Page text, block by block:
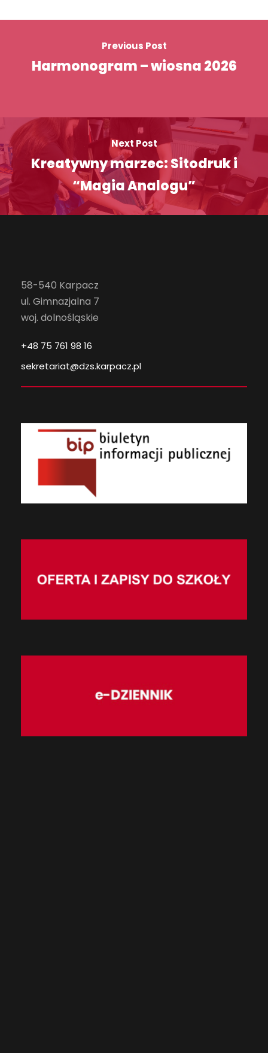
Previous Post
Harmonogram – wiosna 2026
Next Post
Kreatywny marzec: Sitodruk i
“Magia Analogu”
58-540 Karpacz
ul. Gimnazjalna 7
woj. dolnośląskie
+48 75 761 98 16
sekretariat@dzs.karpacz.pl